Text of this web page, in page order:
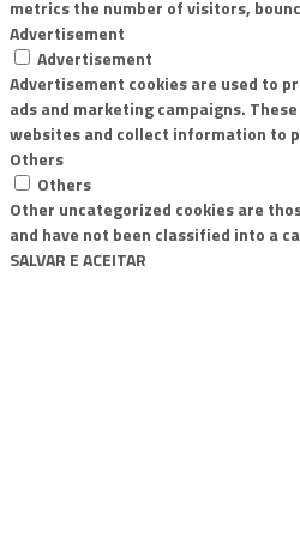
metrics the number of visitors,
Advertisement
Advertisement
Advertisement cookies are used to
ads and marketing campaigns.
websites and collect information to
Others
Others
Other uncategorized cookies are
and have not been classified into a
SALVAR E ACEITAR